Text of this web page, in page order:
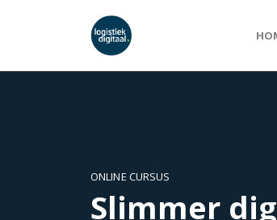
ONLINE CURSUS
Slimmer